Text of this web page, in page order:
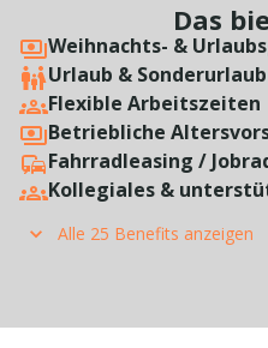
Das
Weihnachts- &
Urlaub & Sonderurlaub
Flexible Arbeitszeiten
Betriebliche
Fahrradleasing /
Kollegiales &
Alle 25 Benefits anzeigen